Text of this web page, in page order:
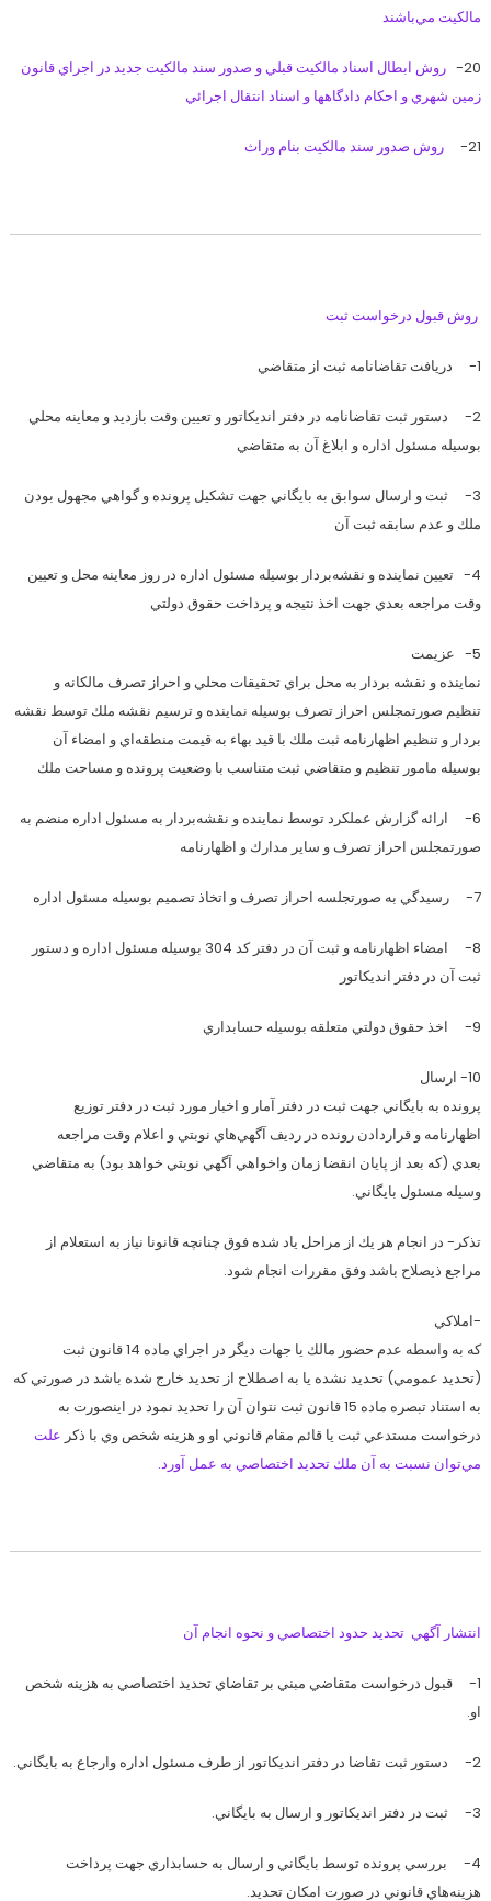
مالكيت مي‌باشند
20-
روش ابطال اسناد مالكيت قبلي و صدور سند مالكيت جديد در اجراي قانون
زمين شهري و احكام دادگاهها و اسناد انتقال اجرائي
21- روش صدور سند مالكيت بنام وراث
روش قبول درخواست ثبت
1- دريافت تقاضانامه ثبت از متقاضي
2- دستور ثبت تقاضانامه در دفتر انديكاتور و تعيين وقت بازديد و معاينه محلي
بوسيله مسئول اداره و ابلاغ آن به متقاضي
3- ثبت و ارسال سوابق به بايگاني جهت تشكيل پرونده و گواهي مجهول بودن
ملك و عدم سابقه ثبت آن
4- تعيين نماينده و نقشه‌بردار بوسيله مسئول اداره در روز معاينه محل و تعيين
وقت مراجعه بعدي جهت اخذ نتيجه و پرداخت حقوق دولتي
5- عزيمت
نماينده و نقشه بردار به محل براي تحقيقات محلي و احراز تصرف مالكانه و
تنظيم صورتمجلس احراز تصرف بوسيله نماينده و ترسيم نقشه ملك توسط نقشه
بردار و تنظيم اظهارنامه ثبت ملك با قيد بهاء به قيمت منطقه‌اي و امضاء آن
بوسيله مامور تنظيم و متقاضي ثبت متناسب با وضعيت پرونده و مساحت ملك
6- ارائه گزارش عملكرد توسط نماينده و نقشه‌بردار به مسئول اداره منضم به
صورتمجلس احراز تصرف و ساير مدارك و اظهارنامه
7- رسيدگي به صورتجلسه احراز تصرف و اتخاذ تصميم بوسيله مسئول اداره
8- امضاء اظهارنامه و ثبت آن در دفتر كد 304 بوسيله مسئول اداره و دستور
ثبت آن در دفتر انديكاتور
9- اخذ حقوق دولتي متعلقه بوسيله حسابداري
10- ارسال
پرونده به بايگاني جهت ثبت در دفتر آمار و اخبار مورد ثبت در دفتر توزيع
اظهارنامه و قراردادن رونده در رديف آگهي‌هاي نوبتي و اعلام وقت مراجعه
بعدي (كه بعد از پايان انقضا زمان واخواهي آگهي نوبتي خواهد بود) به متقاضي
وسيله مسئول بايگاني.
تذكر- در انجام هر يك از مراحل ياد شده فوق چنانچه قانونا نياز به استعلام از
مراجع ذيصلاح باشد وفق مقررات انجام شود.
-املاكي
كه به واسطه عدم حضور مالك يا جهات ديگر در اجراي ماده 14 قانون ثبت
(تحديد عمومي) تحديد نشده يا به اصطلاح از تحديد خارج شده باشد در صورتي كه
به استناد تبصره ماده 15 قانون ثبت نتوان آن را تحديد نمود در اينصورت به
درخواست مستدعي ثبت يا قائم مقام قانوني او و هزينه شخص وي با ذكر علت
مي‌توان نسبت به آن ملك تحديد اختصاصي به عمل آورد.
انتشار آگهي تحديد حدود اختصاصي و نحوه انجام آن
1- قبول درخواست متقاضي مبني بر تقاضاي تحديد اختصاصي به هزينه شخص
او.
2- دستور ثبت تقاضا در دفتر انديكاتور از طرف مسئول اداره وارجاع به بايگاني.
3- ثبت در دفتر انديكاتور و ارسال به بايگاني.
4- بررسي پرونده توسط بايگاني و ارسال به حسابداري جهت پرداخت
هزينه‌هاي قانوني در صورت امكان تحديد.